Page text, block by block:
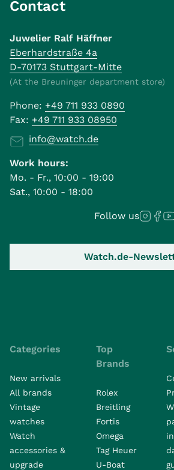
Contact
Juwelier Ralf Häffner
Eberhardstraße 4a
D-70173 Stuttgart-Mitte
(At the Breuninger department store)
Phone: +49 711 933 0890
Fax: +49 711 933 08950
info@watch.de
Work hours:
Mo. - Fr., 10:00 - 19:00
Sat., 10:00 - 18:00
Follow us
Watch.de-
Categories
New arrivals
All brands
Vintage
watches
Watch
accessories &
upgrade
Top
Brands
Rolex
Breitling
Fortis
Omega
Tag Heuer
U-Boat